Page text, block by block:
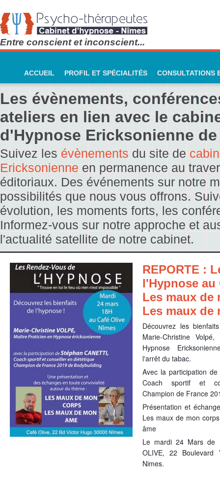
Entre conscient et inconscient...
ACCUEIL PROFIL ET SPÉCIALITÉS CONSULTATIONS
Les évènements,
ateliers en lien avec le
d'Hypnose Ericksonienne de
Suivez lesévènementsdu site de
Ericksonienne en permanence au trav
éditoriaux. Des événements sur notre
possibilités que nous vous offrons.
évolution, les moments forts, les
Informez-vous sur notre approche et
l'actualité satellite de notre cabinet.
REPORTE :
l'Hypnose au
Les maux de
Les maux de
Découvrez les
Marie-Christine
Hypnose
l'arrêt du tabac.
Avec la participation
Coach sportif et
Champion de France
Présentation et
Les maux de mon
âme
Le mardi 24 Mars de
OLIVE, 22 Boulevard
Nimes.